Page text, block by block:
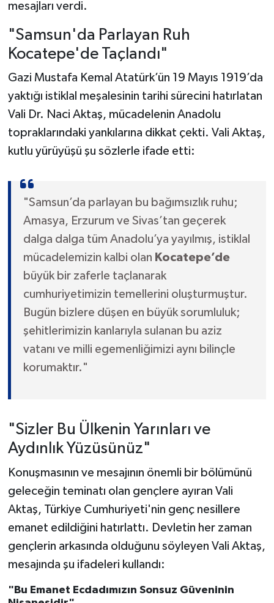
mesajları verdi.
"Samsun'da Parlayan Ruh
Kocatepe'de Taçlandı"
Gazi Mustafa Kemal Atatürk’ün 19 Mayıs 1919’da
yaktığı istiklal meşalesinin tarihi sürecini hatırlatan
Vali Dr. Naci Aktaş, mücadelenin Anadolu
topraklarındaki yankılarına dikkat çekti. Vali Aktaş,
kutlu yürüyüşü şu sözlerle ifade etti:
"Samsun’da parlayan bu bağımsızlık ruhu;
Amasya, Erzurum ve Sivas’tan geçerek
dalga dalga tüm Anadolu’ya yayılmış, istiklal
mücadelemizin kalbi olan Kocatepe’de
büyük bir zaferle taçlanarak
cumhuriyetimizin temellerini oluşturmuştur.
Bugün bizlere düşen en büyük sorumluluk;
şehitlerimizin kanlarıyla sulanan bu aziz
vatanı ve milli egemenliğimizi aynı bilinçle
korumaktır."
"Sizler Bu Ülkenin Yarınları ve
Aydınlık Yüzüsünüz"
Konuşmasının ve mesajının önemli bir bölümünü
geleceğin teminatı olan gençlere ayıran Vali
Aktaş, Türkiye Cumhuriyeti'nin genç nesillere
emanet edildiğini hatırlattı. Devletin her zaman
gençlerin arkasında olduğunu söyleyen Vali Aktaş,
mesajında şu ifadeleri kullandı:
"Bu Emanet Ecdadımızın Sonsuz Güveninin